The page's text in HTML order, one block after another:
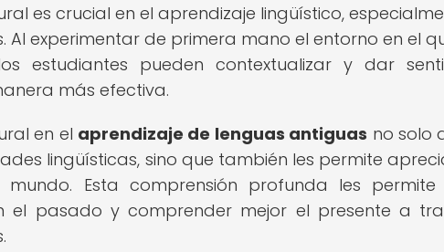
es crucial en el aprendizaje lingüístico,
Al experimentar de primera mano el entorno en el
los estudiantes pueden contextualizar y dar
más efectiva.
en el aprendizaje de lenguas antiguas no solo
lingüísticas, sino que también les permite
Esta comprensión profunda les permite
el pasado y comprender mejor el presente a